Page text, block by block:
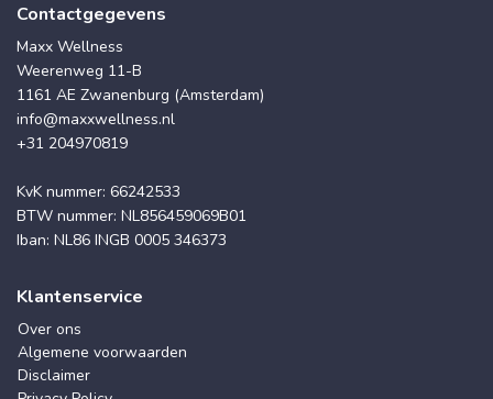
Contactgegevens
Maxx Wellness
Weerenweg 11-B
1161 AE Zwanenburg (Amsterdam)
info@maxxwellness.nl
+31 204970819
KvK nummer: 66242533
BTW nummer: NL856459069B01
Iban: NL86 INGB 0005 346373
Klantenservice
Over ons
Algemene voorwaarden
Disclaimer